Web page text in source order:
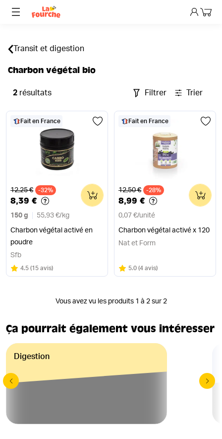
Mon
Transit et digestion
Charbon végétal bio
2 résultats Filtrer Trier
Fait en France
Ancien prix
12,25 € -32%
8,39 €
150 g 55,93 €/ kg
Charbon végétal activé en
poudre
0
Sfb
Note
4.5 sur 5
(15 avis)
Fait en France
Ancien prix
12,50 € -28%
8,99 €
0,07 €/unité
Charbon végétal activé x 120
0
Nat et Form
Note
5.0 sur 5
(4 avis)
Vous avez vu les produits 1 à 2 sur 2
Ça pourrait également vous intéresser
Digestion